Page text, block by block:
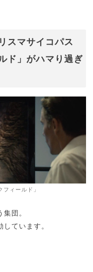
スマサイコパス
ド」がハマり過ぎ
ィールド」
団。
ています。